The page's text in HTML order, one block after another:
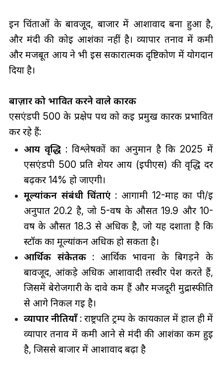
इन चिंताओं के बावजूद, बाजार में आशावाद बना हुआ है,
और मंदी की कोई आशंका नहीं है। व्यापार तनाव में कमी
और मजबूत आय ने भी इस सकारात्मक दृष्टिकोण में योगदान
दिया है।
बाज़ार को प्रभावित करने वाले कारक
एसएंडपी 500 के प्रक्षेप पथ को कई प्रमुख कारक प्रभावित
कर रहे हैं:
आय वृद्धि : विश्लेषकों का अनुमान है कि 2025 में
एसएंडपी 500 प्रति शेयर आय (ईपीएस) की वृद्धि दर
बढ़कर 14% हो जाएगी।
मूल्यांकन संबंधी चिंताएं : आगामी 12-माह का पी/ई
अनुपात 20.2 है, जो 5-वर्ष के औसत 19.9 और 10-
वर्ष के औसत 18.3 से अधिक है, जो यह दर्शाता है कि
स्टॉक का मूल्यांकन अधिक हो सकता है।
आर्थिक संकेतक: आर्थिक भावना के बिगड़ने के
बावजूद, आंकड़े अधिक आशावादी तस्वीर पेश करते हैं,
जिसमें बेरोजगारी के दावे कम हैं और मजदूरी मुद्रास्फीति
से आगे निकल गई है।
व्यापार नीतियाँ: राष्ट्रपति ट्रम्प के कार्यकाल में हाल ही में
व्यापार तनाव में कमी आने से मंदी की आशंका कम हुई
है, जिससे बाजार में आशावाद बढ़ा है